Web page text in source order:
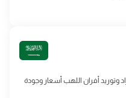
وتوريد أفران اللهب أسعار وجودة